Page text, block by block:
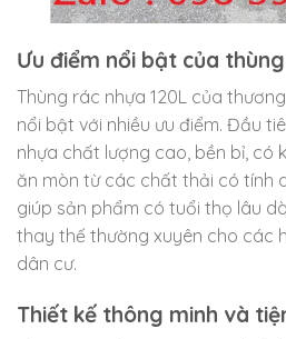
Ưu điểm nổi bật của
Thùng rác nhựa 120L của
nổi bật với nhiều ưu điểm. Đầu
nhựa chất lượng cao, bền bỉ, có
ăn mòn từ các chất thải có tính
giúp sản phẩm có tuổi thọ lâu
thay thế thường xuyên cho các
dân cư.
Thiết kế thông minh và